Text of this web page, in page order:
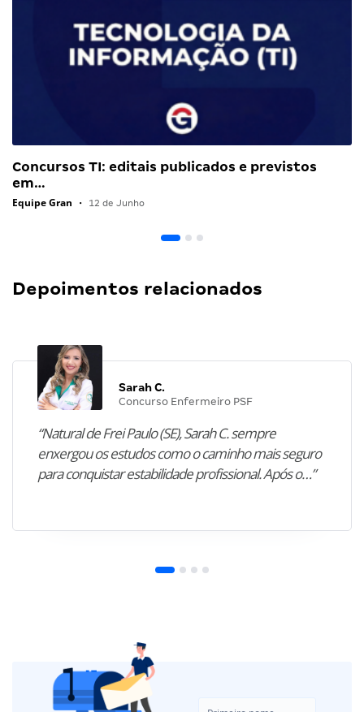
Concursos TI: editais publicados e previstos
em…
Equipe Gran • 12 de Junho
Depoimentos relacionados
Sarah C.
Concurso Enfermeiro PSF
“Natural de Frei Paulo (SE), Sarah C. sempre
enxergou os estudos como o caminho mais seguro
para conquistar estabilidade profissional. Após o…”